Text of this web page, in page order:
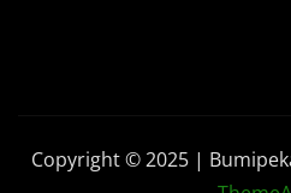
Copyright © 2025 |